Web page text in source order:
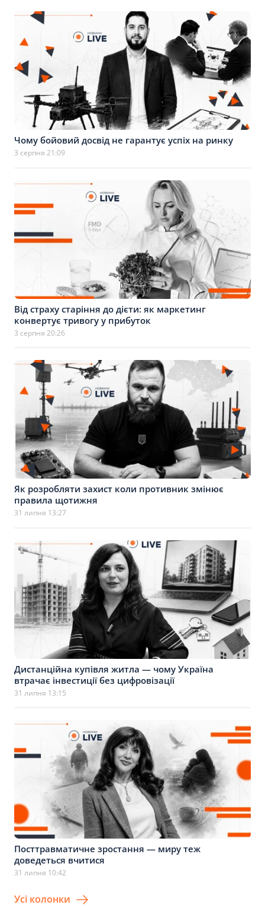
Чому бойовий досвід не гарантує успіх на ринку
3 серпня 21:09
Від страху старіння до дієти: як маркетинг
конвертує тривогу у прибуток
3 серпня 20:26
Як розробляти захист коли противник змінює
правила щотижня
31 липня 13:27
Дистанційна купівля житла — чому Україна
втрачає інвестиції без цифровізації
31 липня 13:15
Посттравматичне зростання — миру теж
доведеться вчитися
31 липня 10:42
Усі колонки